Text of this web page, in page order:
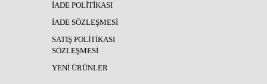
İADE POLITIKASI
İADE SÖZLEŞMESI
SATIŞ POLITIKASI
SÖZLEŞMESI
YENI ÜRÜNLER